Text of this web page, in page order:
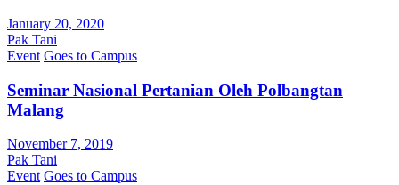
January 20, 2020
Pak Tani
Event Goes to Campus
Seminar Nasional Pertanian Oleh Polbangtan
Malang
November 7, 2019
Pak Tani
Event Goes to Campus